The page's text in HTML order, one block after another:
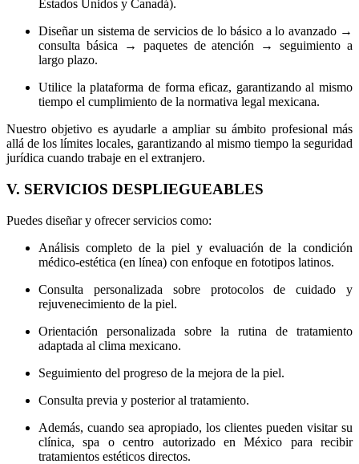
Estados Unidos y Canadá).
Diseñar un sistema de servicios de lo básico a lo avanzado →
consulta básica → paquetes de atención → seguimiento a
largo plazo.
Utilice la plataforma de forma eficaz, garantizando al mismo
tiempo el cumplimiento de la normativa legal mexicana.
Nuestro objetivo es ayudarle a ampliar su ámbito profesional más
allá de los límites locales, garantizando al mismo tiempo la seguridad
jurídica cuando trabaje en el extranjero.
V. SERVICIOS DESPLIEGUEABLES
Puedes diseñar y ofrecer servicios como:
Análisis completo de la piel y evaluación de la condición
médico-estética (en línea) con enfoque en fototipos latinos.
Consulta personalizada sobre protocolos de cuidado y
rejuvenecimiento de la piel.
Orientación personalizada sobre la rutina de tratamiento
adaptada al clima mexicano.
Seguimiento del progreso de la mejora de la piel.
Consulta previa y posterior al tratamiento.
Además, cuando sea apropiado, los clientes pueden visitar su
clínica, spa o centro autorizado en México para recibir
tratamientos estéticos directos.